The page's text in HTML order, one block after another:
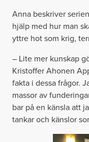
Anna beskriver
hjälp med hur man
yttre hot som krig,
– Lite mer kunskap
Kristoffer Ahonen
fakta i dessa frågor.
massor av
bar på en känsla att
tankar och känslor